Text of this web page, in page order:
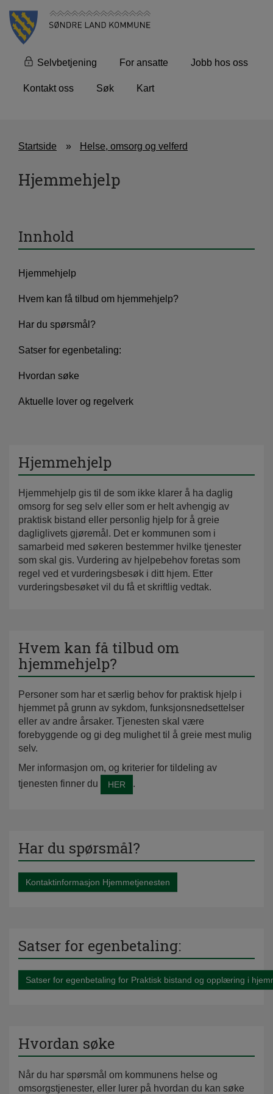
Selvbetjening For ansatte Jobb hos oss
Kontakt oss Søk Kart
Startside Helse, omsorg og velferd
Hjemmehjelp
Innhold
Hjemmehjelp
Hvem kan få tilbud om hjemmehjelp?
Har du spørsmål?
Satser for egenbetaling:
Hvordan søke
Aktuelle lover og regelverk
Hjemmehjelp
Hjemmehjelp gis til de som ikke klarer å ha daglig
omsorg for seg selv eller som er helt avhengig av
praktisk bistand eller personlig hjelp for å greie
dagliglivets gjøremål. Det er kommunen som i
samarbeid med søkeren bestemmer hvilke tjenester
som skal gis. Vurdering av hjelpebehov foretas som
regel ved et vurderingsbesøk i ditt hjem. Etter
vurderingsbesøket vil du få et skriftlig vedtak.
Hvem kan få tilbud om
hjemmehjelp?
Personer som har et særlig behov for praktisk hjelp i
hjemmet på grunn av sykdom, funksjonsnedsettelser
eller av andre årsaker. Tjenesten skal være
forebyggende og gi deg mulighet til å greie mest mulig
selv.
Mer informasjon om, og kriterier for tildeling av
tjenesten finner du
HER .
Har du spørsmål?
Kontaktinformasjon Hjemmetjenesten
Satser for egenbetaling:
Satser for egenbetaling for Praktisk bistand og opplæring i
Hvordan søke
Når du har spørsmål om kommunens helse og
omsorgstjenester, eller lurer på hvordan du kan søke